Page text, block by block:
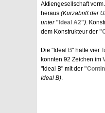
Aktiengesellschaft
heraus (Kurzabriß der
unter"Ideal A2").
dem Konstrukteur der
Die "Ideal B" hatte vier
konnten 92 Zeichen im
"Ideal B" mit der
Ideal B).